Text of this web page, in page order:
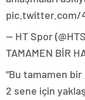
pic.twitter.com/
— HT Spor
TAMAMEN BİR
“Bu tamamen
2 sene için